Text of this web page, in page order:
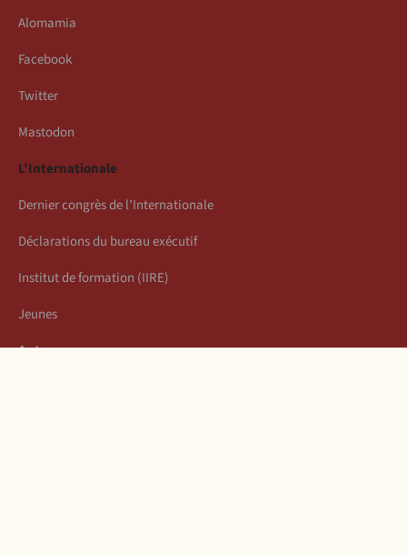
Alomamia
Facebook
Twitter
Mastodon
L’Internationale
Dernier congrès de l’Internationale
Déclarations du bureau exécutif
Institut de formation (IIRE)
Jeunes
Auteurs